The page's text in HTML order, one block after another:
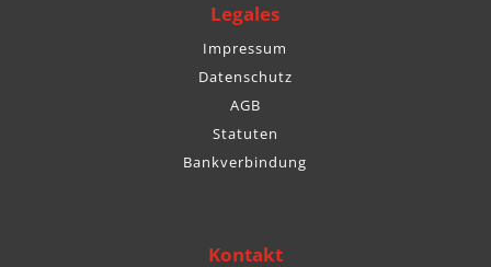
Legales
Impressum
Datenschutz
AGB
Statuten
Bankverbindung
Kontakt